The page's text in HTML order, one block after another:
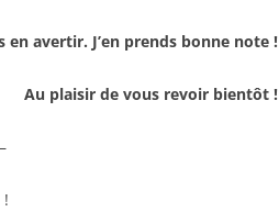
en avertir. J’en prends bonne note !
Au plaisir de vous revoir bientôt !